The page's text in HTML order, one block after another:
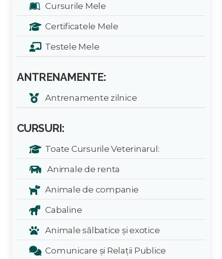
Cursurile Mele
Certificatele Mele
Testele Mele
ANTRENAMENTE:
Antrenamente zilnice
CURSURI:
Toate Cursurile Veterinarul:
Animale de renta
Animale de companie
Cabaline
Animale sălbatice și exotice
Comunicare și Relații Publice